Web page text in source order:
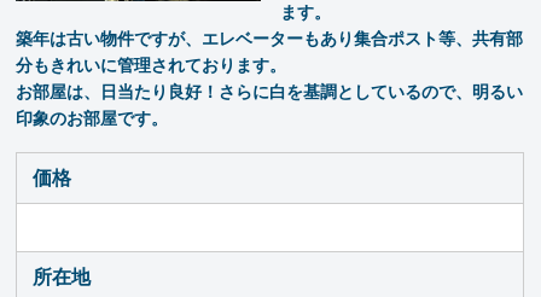
ます。
築年は古い物件ですが、エレベーターもあり集合ポスト等、共有部
分もきれいに管理されております。
お部屋は、日当たり良好！さらに白を基調としているので、明るい
印象のお部屋です。
価格
所在地